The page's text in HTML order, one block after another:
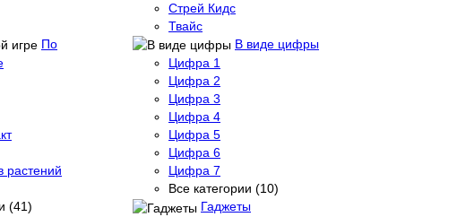
Стрей Кидс
Твайс
По
растений
(41)
В виде цифры
Цифра 1
Цифра 2
Цифра 3
Цифра 4
Цифра 5
Цифра 6
Цифра 7
Все категории (10)
Гаджеты